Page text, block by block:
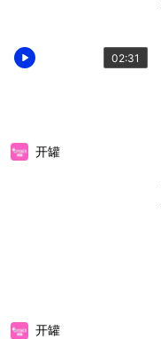
02:31
开罐
开罐